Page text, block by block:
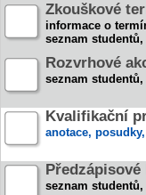
Zkouškové
informace o
seznam
Rozvrhové
seznam
Kvalifikační
anotace,
seznam